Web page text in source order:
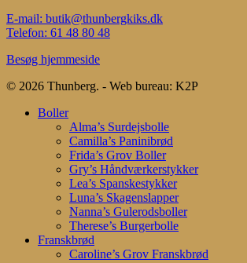
E-mail: butik@thunbergkiks.dk
Telefon: 61 48 80 48
Besøg hjemmeside
© 2026 Thunberg. - Web bureau: K2P
Close
Boller
Alma’s Surdejsbolle
Camilla’s Paninibrød
Frida’s Grov Boller
Gry’s Håndværkerstykker
Lea’s Spanskestykker
Luna’s Skagenslapper
Nanna’s Gulerodsboller
Therese’s Burgerbolle
Franskbrød
Caroline’s Grov Franskbrød